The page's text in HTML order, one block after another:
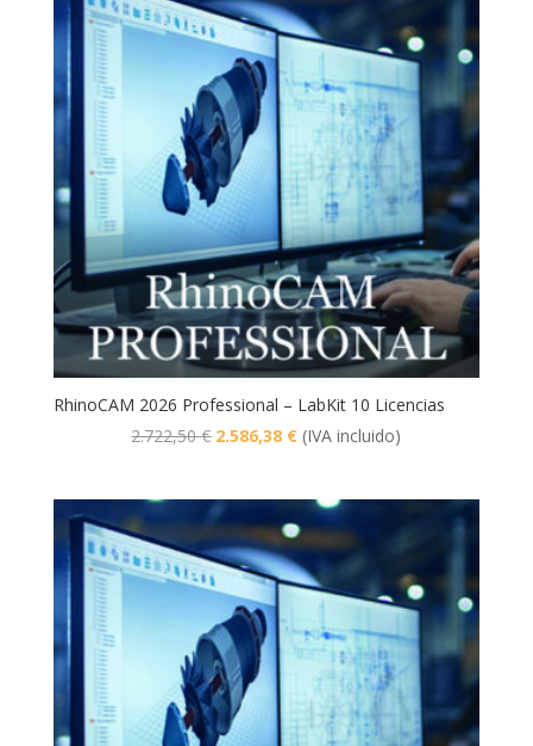
RhinoCAM 2026 Professional – LabKit 10 Licencias
2.722,50€ El
era:
2.722,50 €.
2.586,38 €El
es:
2.586,38 €.
(IVA incluido)